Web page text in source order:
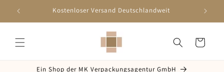
zum
Inhalt
Kostenloser Versand Deutschlandweit
Warenkorb
Ein Shop der MK Verpackungsagentur GmbH